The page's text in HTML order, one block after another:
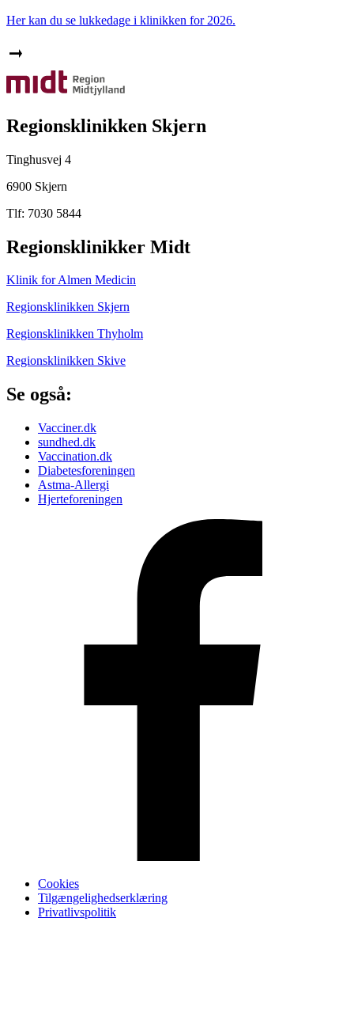
Her kan du se lukkedage i klinikken for 2026.
Regionsklinikken Skjern
Tinghusvej 4
6900 Skjern
Tlf: 7030 5844
Regionsklinikker Midt
Klinik for Almen Medicin
Regionsklinikken Skjern
Regionsklinikken Thyholm
Regionsklinikken Skive
Se også:
Vacciner.dk
sundhed.dk
Vaccination.dk
Diabetesforeningen
Astma-Allergi
Hjerteforeningen
Cookies
Tilgængelighedserklæring
Privatlivspolitik